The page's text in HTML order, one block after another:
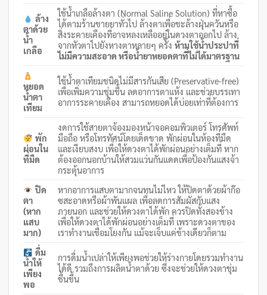
ล้าง
ตาด้วย
น้ำ
เกลือ
ใช้น้ำเกลือล้างตา (Normal Saline Solution) ที่หาซื้อ
ได้ตามร้านขายยาทั่วไป ล้างตาเพื่อชะล้างฝุ่นควันหรือ
สิ่งระคายเคืองที่อาจหลงเหลืออยู่ในดวงตาออกไป ล้าง
จากหัวตาไปยังหางตาหลายๆ ครั้งห้ามใช้น้ำประปาที่
ไม่มีความสะอาด หรือน้ำยาหยอดตาที่ไม่ได้มาตรฐาน
หยอด
น้ำตา
เทียม
ใช้น้ำตาเทียมชนิดไม่มีสารกันเสีย (Preservative-free)
เพื่อเพิ่มความชุ่มชื้น ลดอาการตาแห้ง และช่วยบรรเทา
อาการระคายเคือง สามารถหยอดได้บ่อยเท่าที่ต้องการ
พัก
ผ่อนใน
ที่มืด
งดการใช้สายตาจ้องมองหน้าจอคอมพิวเตอร์ โทรศัพท์
มือถือ หรือโทรทัศน์โดยเด็ดขาด พักผ่อนในห้องที่มืด
และเงียบสงบ เพื่อให้ดวงตาได้พักผ่อนอย่างเต็มที่ หาก
ต้องออกนอกบ้านให้สวมแว่นกันแดดเพื่อป้องกันแสงจ้า
กระตุ้นอาการ
ปิด
ตา
(หาก
แสบ
มาก)
หากอาการแสบตามากจนทนไม่ไหว ให้ปิดตาด้วยผ้าก๊อ
ซสะอาดหรือผ้าพันแผล เพื่อลดการสัมผัสกับแสง
ภายนอก และช่วยให้ดวงตาได้พัก ควรปิดทั้งสองข้าง
เพื่อให้ดวงตาได้พักผ่อนอย่างเต็มที่ เพราะดวงตาของ
เราทำงานเชื่อมโยงกัน แม้จะเจ็บแค่ข้างเดียวก็ตาม
ดื่ม
น้ำให้
เพียง
พอ
การดื่มน้ำเปล่าให้เพียงพอช่วยให้ร่างกายโดยรวมทำงาน
ได้ดี รวมถึงการผลิตน้ำตาด้วย ซึ่งจะช่วยให้ดวงตาชุ่ม
ชื้นขึ้น